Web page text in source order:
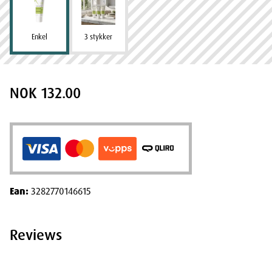
Enkel 3 stykker
NOK 132.00
Ean:3282770146615
Reviews